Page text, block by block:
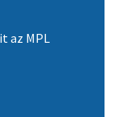
az MPL